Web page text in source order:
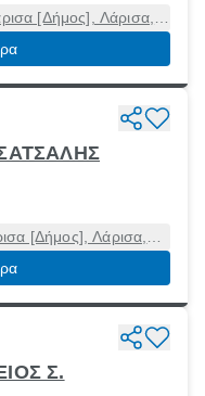
[Δήμος], Λάρισα,
[Δήμος], Λάρισα,
Σ.